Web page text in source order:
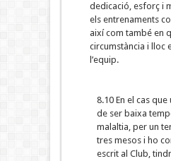
dedicació, esforç i
els entrenaments
així com també en
circumstància i lloc
l’equip.
8.10 En el cas
de ser baixa
malaltia, per un
tres mesos i ho
escrit al Club,